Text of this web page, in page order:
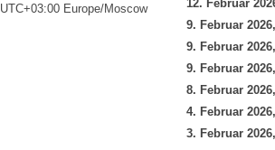
UTC+03:00 Europe/Moscow